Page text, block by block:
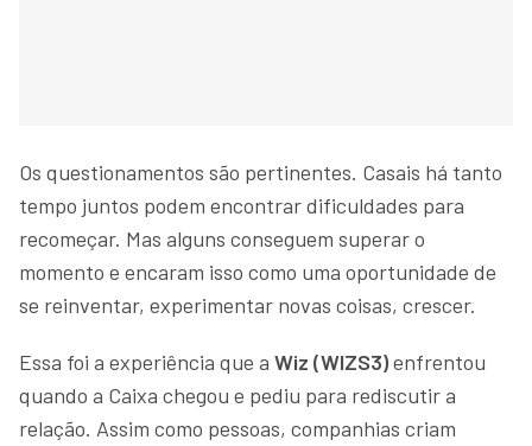
Os questionamentos são pertinentes. Casais há tanto
tempo juntos podem encontrar dificuldades para
recomeçar. Mas alguns conseguem superar o
momento e encaram isso como uma oportunidade de
se reinventar, experimentar novas coisas, crescer.
Essa foi a experiência que a Wiz (WIZS3)enfrentou
quando a Caixa chegou e pediu para rediscutir a
relação. Assim como pessoas, companhias criam